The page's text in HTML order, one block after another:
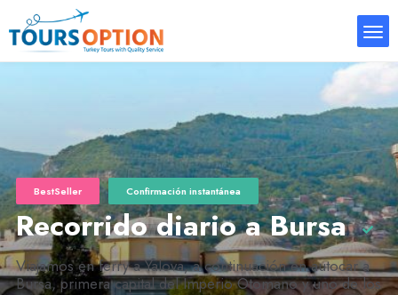
BestSeller Confirmación instantánea
Recorrido diario a Bursa
Viajamos en ferry a Yalova, a continuación en autocar a
Bursa, primera capital del Imperio Otomano y uno de los